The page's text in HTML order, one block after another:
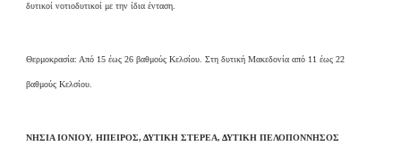
δυτικοί νοτιοδυτικοί με την ίδια ένταση.
Θερμοκρασία: Από 15 έως 26 βαθμούς Κελσίου. Στη δυτική Μακεδονία από 11 έως 22
βαθμούς Κελσίου.
ΝΗΣΙΑ ΙΟΝΙΟΥ, ΗΠΕΙΡΟΣ, ΔΥΤΙΚΗ ΣΤΕΡΕΑ, ΔΥΤΙΚΗ ΠΕΛΟΠΟΝΝΗΣΟΣ